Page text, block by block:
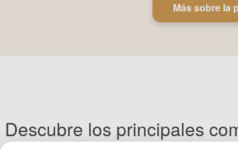
Más sobre la
Descubre los principales